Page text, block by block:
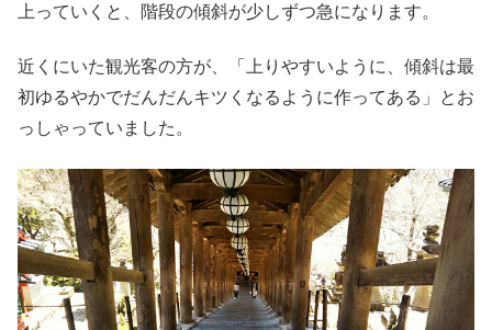
上っていくと、階段の傾斜が少しずつ急になります。
近くにいた観光客の方が、「上りやすいように、傾斜は最
初ゆるやかでだんだんキツくなるように作ってある」とお
っしゃっていました。